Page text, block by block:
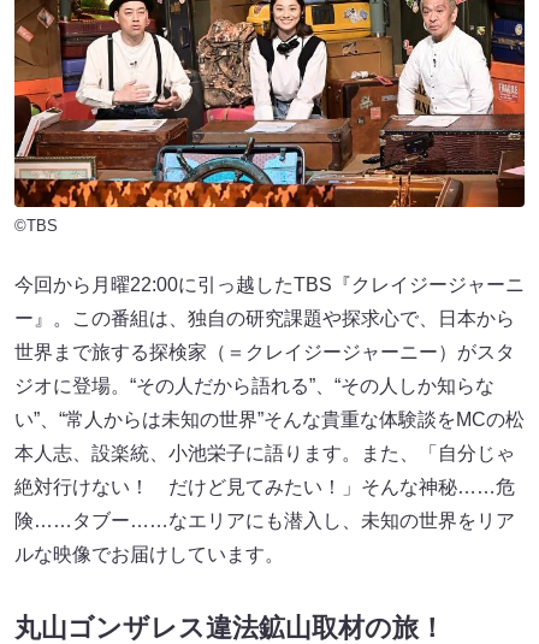
©TBS
今回から月曜22:00に引っ越したTBS『クレイジージャーニ
ー』。この番組は、独自の研究課題や探求心で、日本から
世界まで旅する探検家（＝クレイジージャーニー）がスタ
ジオに登場。“その人だから語れる”、“その人しか知らな
い”、“常人からは未知の世界”そんな貴重な体験談をMCの松
本人志、設楽統、小池栄子に語ります。また、「自分じゃ
絶対行けない！ だけど見てみたい！」そんな神秘……危
険……タブー……なエリアにも潜入し、未知の世界をリア
ルな映像でお届けしています。
丸山ゴンザレス違法鉱山取材の旅！